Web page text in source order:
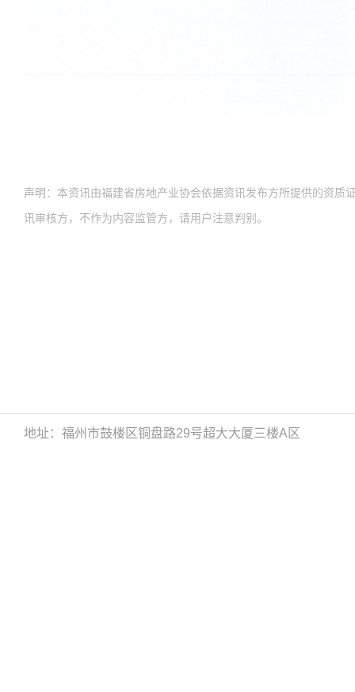
声明：本资讯由福建省房地产业协会依据资讯发布方所提供的资质
讯审核方，不作为内容监管方，请用户注意判别。
地址：福州市鼓楼区铜盘路29号超大大厦三楼A区